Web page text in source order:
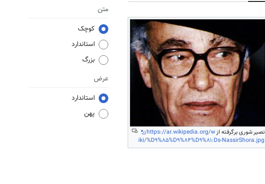
متن
کوچک
استاندارد
بزرگ
عرض
استاندارد
پهن
نصير شورى برگرفته ازhttps://ar.wikipedia.org/w
iki/%D9%85%D9%84%D9%81:Ds-NassirShora.jpg